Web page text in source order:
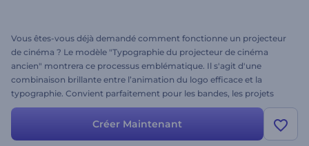
Vous êtes-vous déjà demandé comment fonctionne un projecteur
de cinéma ? Le modèle "Typographie du projecteur de cinéma
ancien" montrera ce processus emblématique. Il s'agit d'une
combinaison brillante entre l’animation du logo efficace et la
typographie. Convient parfaitement pour les bandes, les projets
cinématographiques, les présentations, les intros, les messages de
motivation et bien plus encore. Montrez votre approche unique à
travers une vidéo impressionnante ! Il suffit de télécharger vos
Créer Maintenant